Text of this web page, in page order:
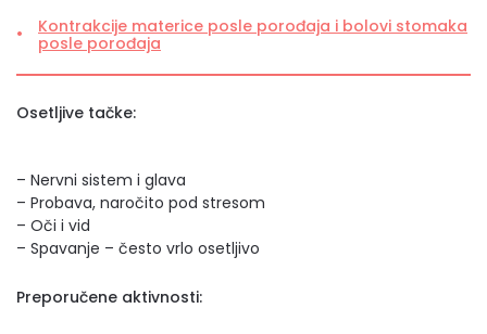
Kontrakcije materice posle porođaja i bolovi stomaka
posle porođaja
Osetljive tačke:
– Nervni sistem i glava
– Probava, naročito pod stresom
– Oči i vid
– Spavanje – često vrlo osetljivo
Preporučene aktivnosti: